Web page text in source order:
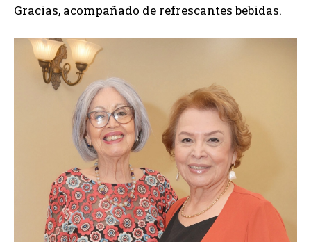
Gracias, acompañado de refrescantes bebidas.